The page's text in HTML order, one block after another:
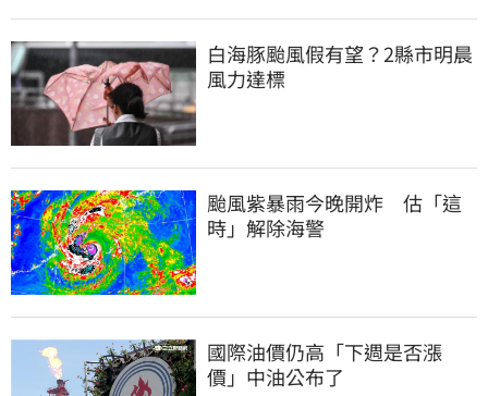
白海豚颱風假有望？2縣市明晨
風力達標
颱風紫暴雨今晚開炸　估「這
時」解除海警
國際油價仍高「下週是否漲
價」中油公布了